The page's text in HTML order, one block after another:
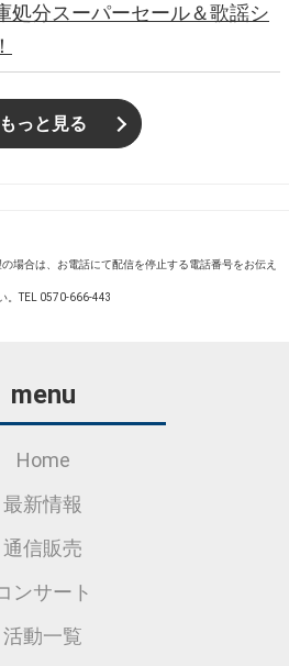
処分スーパーセール＆歌謡シ
もっと見る
場合は、お電話にて配信を停止する電話番号をお伝え
。TEL 0570-666-443
menu
Home
最新情報
通信販売
ンサート
活動一覧